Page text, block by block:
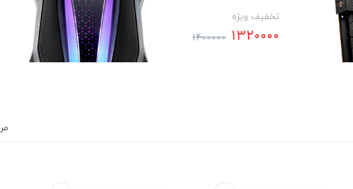
تخفیف ویژه
1400000 1320000